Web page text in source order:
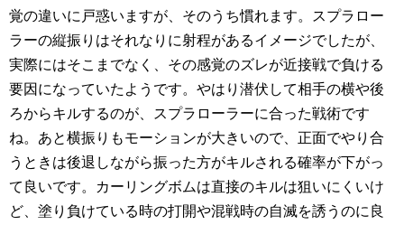
覚の違いに戸惑いますが、そのうち慣れます。スプラロー
ラーの縦振りはそれなりに射程があるイメージでしたが、
実際にはそこまでなく、その感覚のズレが近接戦で負ける
要因になっていたようです。やはり潜伏して相手の横や後
ろからキルするのが、スプラローラーに合った戦術です
ね。あと横振りもモーションが大きいので、正面でやり合
うときは後退しながら振った方がキルされる確率が下がっ
て良いです。カーリングボムは直接のキルは狙いにくいけ
ど、塗り負けている時の打開や混戦時の自滅を誘うのに良